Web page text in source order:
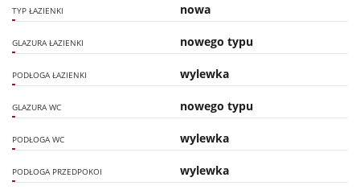
TYP ŁAZIENKI nowa
GLAZURA ŁAZIENKI nowego typu
PODŁOGA ŁAZIENKI wylewka
GLAZURA WC nowego typu
PODŁOGA WC wylewka
PODŁOGA PRZEDPOKOI wylewka